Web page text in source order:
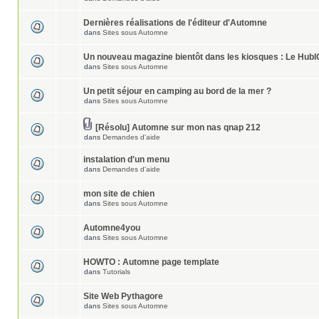
Dernières réalisations de l'éditeur d'Automne
dans Sites sous Automne
Un nouveau magazine bientôt dans les kiosques : Le
dans Sites sous Automne
Un petit séjour en camping au bord de la mer ?
dans Sites sous Automne
[Résolu] Automne sur mon nas qnap 212
dans Demandes d'aide
instalation d'un menu
dans Demandes d'aide
mon site de chien
dans Sites sous Automne
Automne4you
dans Sites sous Automne
HOWTO : Automne page template
dans Tutorials
Site Web Pythagore
dans Sites sous Automne